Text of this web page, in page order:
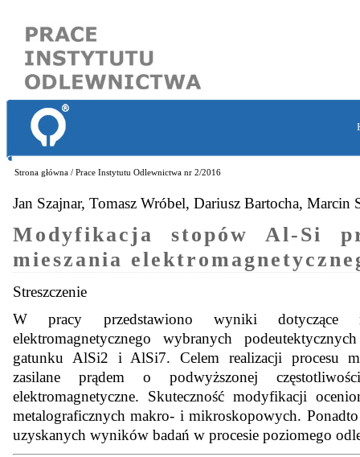
Strona główna / Prace Instytutu Odlewnictwa nr 2/2016
Jan Szajnar, Tomasz Wróbel, Dariusz Bartocha, Marcin
Modyfikacja stopów Al-Si
mieszania
Streszczenie
W pracy przedstawiono wyniki dotyczące
elektromagnetycznego wybranych
gatunku AlSi2 i AlSi7. Celem realizacji procesu
zasilane prądem o podwyższonej
elektromagnetyczne. Skuteczność modyfikacji
metalograficznych makro- i mikroskopowych.
uzyskanych wyników badań w procesie poziomego